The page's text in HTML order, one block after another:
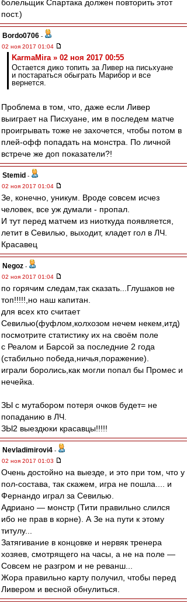
болельщик Спартака должен повторить этот
пост.)
Bordo0706 -
02 ноя 2017 01:04
KarmaMira » 02 ноя 2017 00:55
Остается дико топить за Ливер на письхуане
и постараться обыграть Марибор и все
вернется.
Проблема в том, что, даже если Ливер
выиграет на Писхуане, им в последем матче
проигрывать тоже не захочется, чтобы потом в
плей-офф попадать на монстра. По личной
встрече же доп показатели?!
Stemid -
02 ноя 2017 01:04
Зе, конечно, уникум. Вроде совсем исчез
человек, все уж думали - пропал.
И тут перед матчем из ниоткуда появляется,
летит в Севилью, выходит, кладет гол в ЛЧ.
Красавец
Negoz -
02 ноя 2017 01:04
по горячим следам,так сказать...Глушаков не
топ!!!!!,но наш капитан.
для всех кто считает
Севилью(фуфлом,колхозом нечем некем,итд)
посмотрите статистику их на своём поле
с Реалом и Барсой за последние 2 года
(стабильно победа,ничья,поражение).
играли боролись,как могли попал бы Промес и
нечейка.
ЗЫ с мутабором потеря очков будет= не
попаданию в ЛЧ.
ЗЫ2 выездюки красавцы!!!!!
Nevladimirovi4 -
02 ноя 2017 01:03
Очень достойно на выезде, и это при том, что у
пол-состава, так скажем, игра не пошла.... и
Фернандо играл за Севилью.
Адриано — монстр (Тити правильно слился
ибо не прав в корне). А Зе на пути к этому
титулу...
Затягивание в концовке и нервяк тренера
хозяев, смотрящего на часы, а не на поле —
Совсем не разгром и не реванш...
Жора правильно карту получил, чтобы перед
Ливером и весной обнулиться.